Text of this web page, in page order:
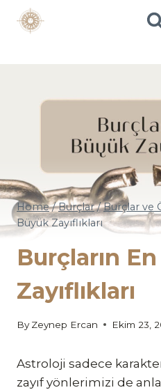
Skip
Home / Burçlar / Burçlar ve
Büyük Zayıflıkları
Burçların
Zayıflıkları
By Zeynep Ercan Ekim 23,
Astroloji sadece
zayıf yönlerimizi de